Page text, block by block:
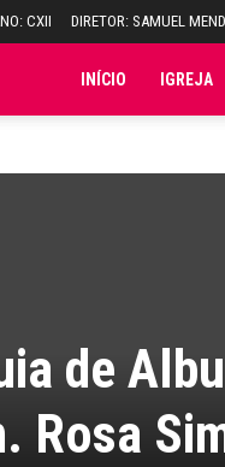
CXII DIRETOR: SAMUEL
INÍCIO IGREJA
de
Rosa